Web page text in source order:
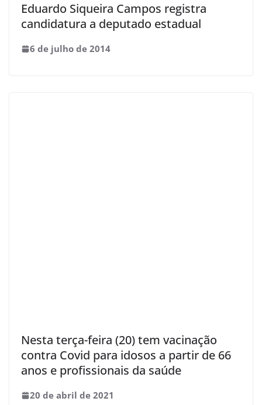
Eduardo Siqueira Campos registra
candidatura a deputado estadual
6 de julho de 2014
Nesta terça-feira (20) tem vacinação
contra Covid para idosos a partir de 66
anos e profissionais da saúde
20 de abril de 2021